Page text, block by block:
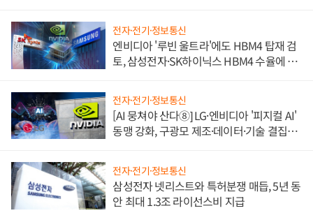
전자·전기·정보통신
엔비디아 '루빈 울트라'에도 HBM4 탑재 검
토, 삼성전자·SK하이닉스 HBM4 수율에 주
전자·전기·정보통신
[AI 뭉쳐야 산다⑧] LG·엔비디아 '피지컬 AI'
동맹 강화, 구광모 제조·데이터·기술 결집
전자·전기·정보통신
삼성전자 넷리스트와 특허분쟁 매듭, 5년 동
안 최대 1.3조 라이선스비 지급